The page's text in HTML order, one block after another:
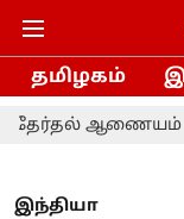
தமிழகம்
ஆணையம்
இந்தியா